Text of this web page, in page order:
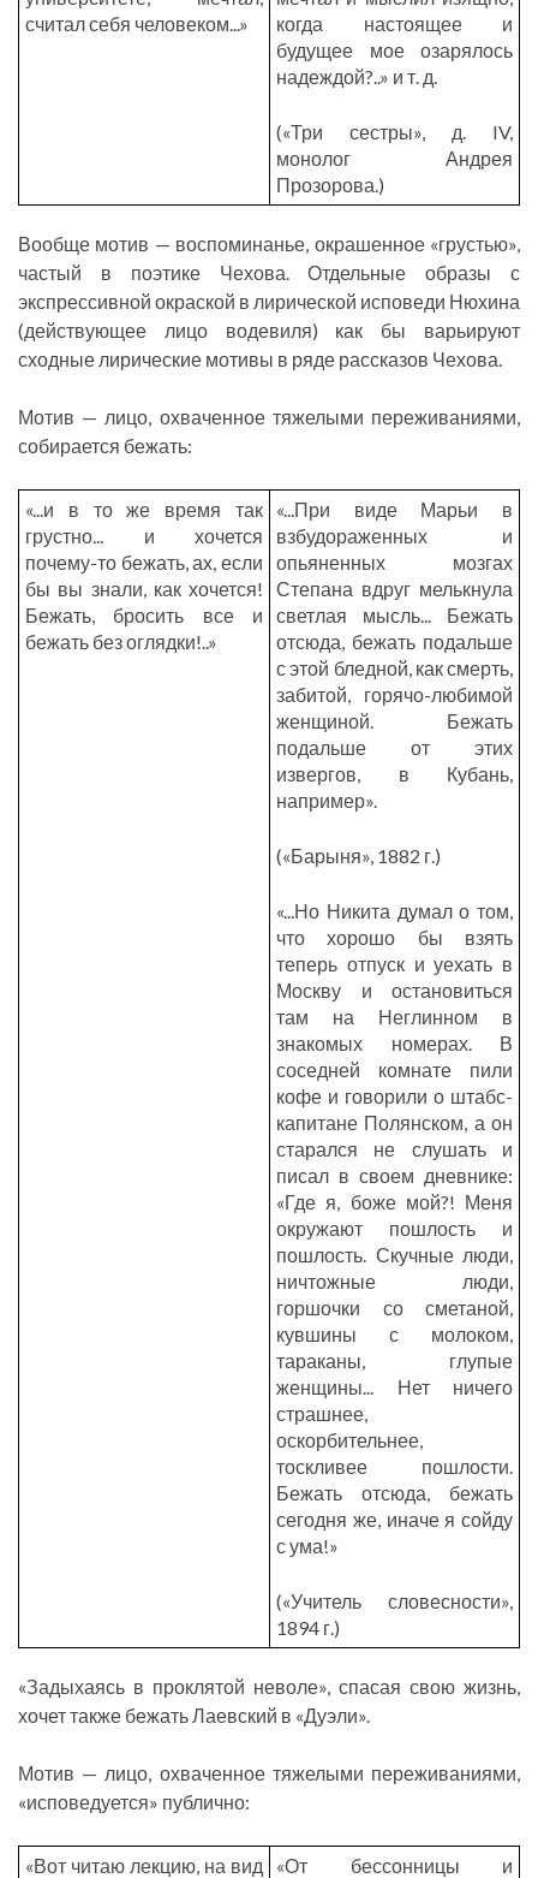
считал себя человеком...»
когда настоящее и
будущее мое озарялось
надеждой?..» и т. д.
(«Три сестры», д. IV,
монолог Андрея
Прозорова.)
Вообще мотив — воспоминанье, окрашенное «грустью»,
частый в поэтике Чехова. Отдельные образы с
экспрессивной окраской в лирической исповеди Нюхина
(действующее лицо водевиля) как бы варьируют
сходные лирические мотивы в ряде рассказов Чехова.
Мотив — лицо, охваченное тяжелыми переживаниями,
собирается бежать:
«...и в то же время так
грустно... и хочется
почему-то бежать, ах, если
бы вы знали, как хочется!
Бежать, бросить все и
бежать без оглядки!..»
«...При виде Марьи в
взбудораженных и
опьяненных мозгах
Степана вдруг мелькнула
светлая мысль... Бежать
отсюда, бежать подальше
с этой бледной, как смерть,
забитой, горячо-любимой
женщиной. Бежать
подальше от этих
извергов, в Кубань,
например».
(«Барыня», 1882 г.)
«...Но Никита думал о том,
что хорошо бы взять
теперь отпуск и уехать в
Москву и остановиться
там на Неглинном в
знакомых номерах. В
соседней комнате пили
кофе и говорили о штабс-
капитане Полянском, а он
старался не слушать и
писал в своем дневнике:
«Где я, боже мой?! Меня
окружают пошлость и
пошлость. Скучные люди,
ничтожные люди,
горшочки со сметаной,
кувшины с молоком,
тараканы, глупые
женщины... Нет ничего
страшнее,
оскорбительнее,
тоскливее пошлости.
Бежать отсюда, бежать
сегодня же, иначе я сойду
с ума!»
(«Учитель словесности»,
1894 г.)
«Задыхаясь в проклятой неволе», спасая свою жизнь,
хочет также бежать Лаевский в «Дуэли».
Мотив — лицо, охваченное тяжелыми переживаниями,
«исповедуется» публично:
«Вот читаю лекцию, на вид
«От бессонницы и